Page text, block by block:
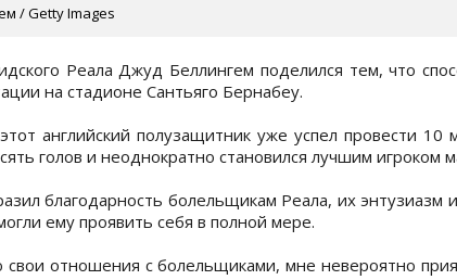
/ Getty Images
Реала Джуд Беллингем поделился тем, что
на стадионе Сантьяго Бернабеу.
английский полузащитник уже успел провести 10
голов и неоднократно становился лучшим игроком
благодарность болельщикам Реала, их энтузиазм
ему проявить себя в полной мере.
отношения с болельщиками, мне невероятно